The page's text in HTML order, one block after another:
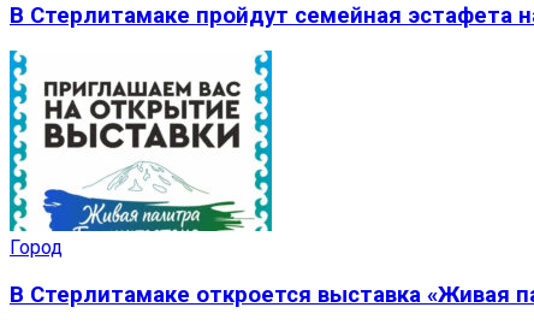
В Стерлитамаке пройдут семейная эстафета
Город
В Стерлитамаке откроется выставка «Живая